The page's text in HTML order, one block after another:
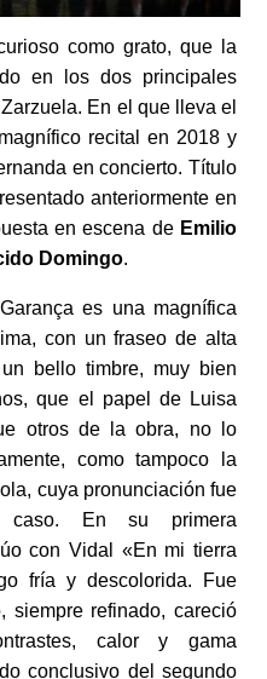
como grato, que la
en los dos principales
En el que lleva el
recital en 2018 y
en concierto. Título
anteriormente en
en escena de Emilio
Domingo.
es una magnífica
con un fraseo de alta
bello timbre, muy bien
que el papel de Luisa
otros de la obra, no lo
como tampoco la
cuya pronunciación fue
caso. En su primera
con Vidal «En mi tierra
fría y descolorida. Fue
siempre refinado, careció
calor y gama
conclusivo del segundo